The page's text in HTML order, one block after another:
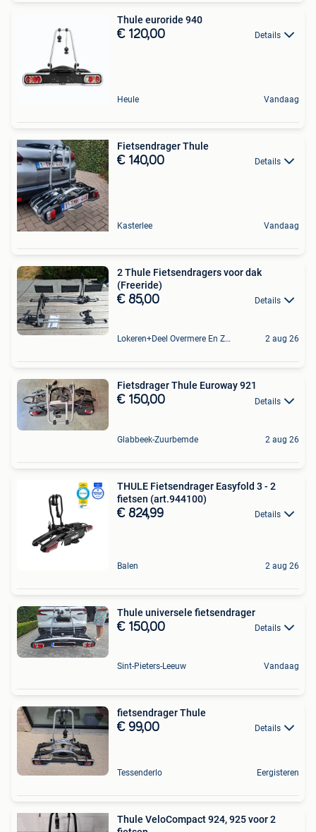
Thule euroride 940
€ 120,00 Details
Heule Vandaag
Fietsendrager Thule
€ 140,00 Details
Kasterlee Vandaag
2 Thule Fietsendragers voor dak
(Freeride)
€ 85,00 Details
Lokeren+Deel Overmere En Zele 2 aug 26
Fietsdrager Thule Euroway 921
€ 150,00 Details
Glabbeek-Zuurbemde 2 aug 26
THULE Fietsendrager Easyfold 3 - 2
fietsen (art.944100)
€ 824,99 Details
Balen 2 aug 26
Thule universele fietsendrager
€ 150,00 Details
Sint-Pieters-Leeuw Vandaag
fietsendrager Thule
€ 99,00 Details
Tessenderlo Eergisteren
Thule VeloCompact 924, 925 voor 2